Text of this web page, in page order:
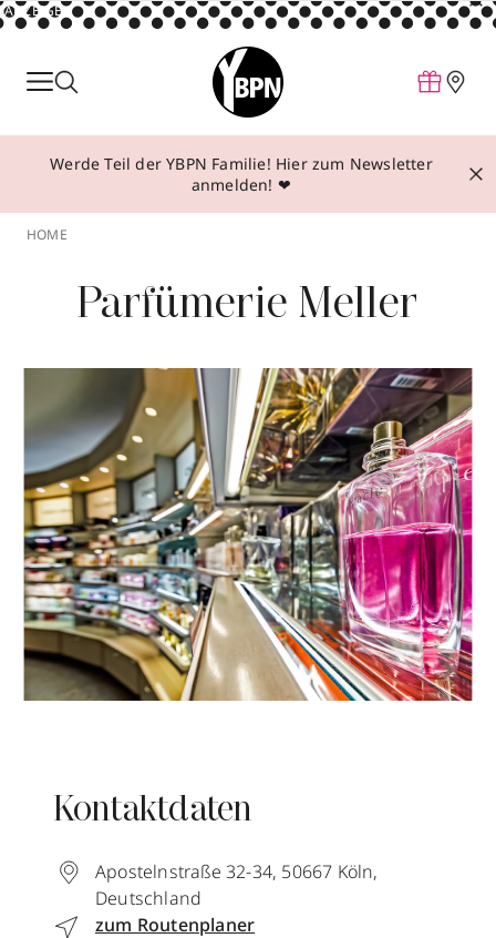
ANZEIGE
Parfum
Make-up
Behandlungen
Über YBPN
Aktionen
Storefinder
Werde Teil der YBPN Familie! Hier zum Newsletter
anmelden! ❤
HOME
Parfümerie Meller
Kontaktdaten
Apostelnstraße 32-34, 50667 Köln,
Deutschland
zum Routenplaner